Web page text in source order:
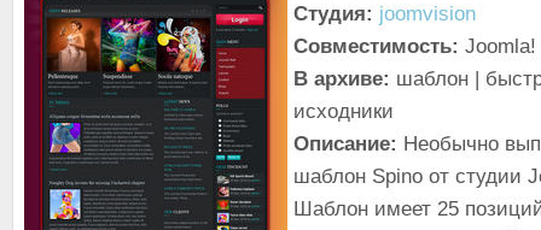
Студия: joomvision
Совместимость:
В архиве: шаблон |
исходники
Описание: Необычно
шаблон Spino от студии
Шаблон имеет 25